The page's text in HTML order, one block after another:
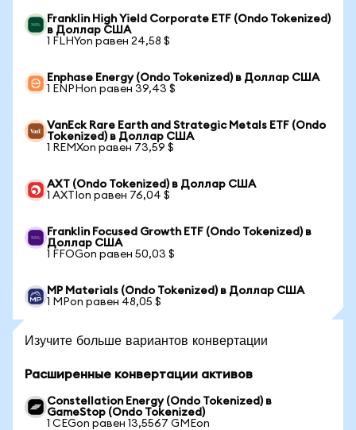
Franklin High Yield Corporate ETF (Ondo Tokenized)
в Доллар США
1 FLHYon равен 24,58 $
Enphase Energy (Ondo Tokenized) в Доллар США
1 ENPHon равен 39,43 $
VanEck Rare Earth and Strategic Metals ETF (Ondo
Tokenized) в Доллар США
1 REMXon равен 73,59 $
AXT (Ondo Tokenized) в Доллар США
1 AXTIon равен 76,04 $
Franklin Focused Growth ETF (Ondo Tokenized) в
Доллар США
1 FFOGon равен 50,03 $
MP Materials (Ondo Tokenized) в Доллар США
1 MPon равен 48,05 $
Изучите больше вариантов конвертации
Расширенные конвертации активов
Constellation Energy (Ondo Tokenized) в
GameStop (Ondo Tokenized)
1 CEGon равен 13,5567 GMEon